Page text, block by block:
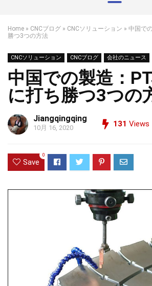
Home » CNCブログ » CNCソリューション » 中国で
勝つ3つの方法
CNCソリューション CNCブログ 会社のニュース
中国での製造：
に打ち勝つ3つの
Jiangqingqing
10月 16, 2020 131 Views
Save
0